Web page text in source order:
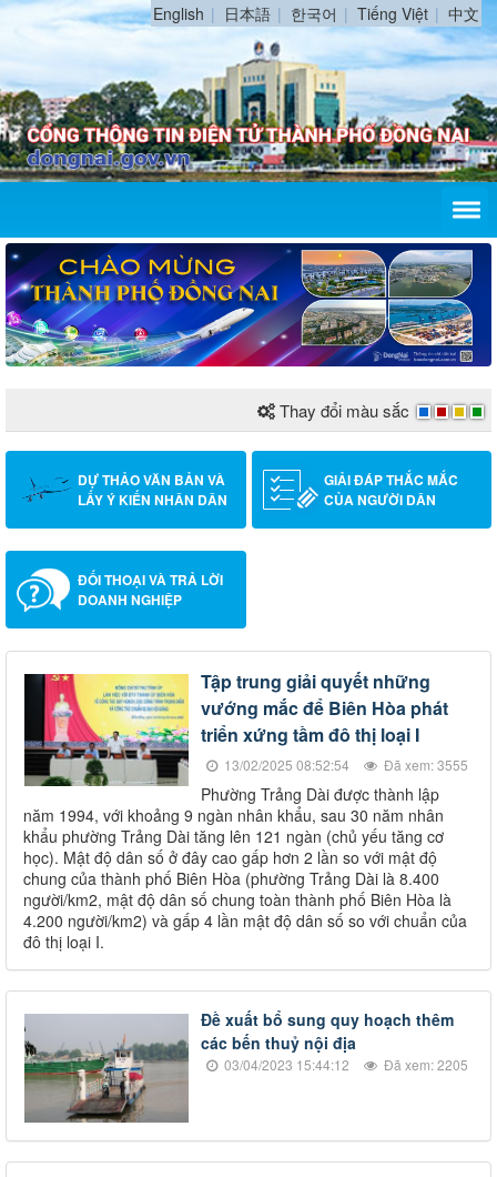
English 日本語 한국어 Tiếng Việt 中文
Thay đổi màu sắc
DỰ THẢO VĂN BẢN VÀ
LẤY Ý KIẾN NHÂN DÂN
GIẢI ĐÁP THẮC MẮC
CỦA NGƯỜI DÂN
ĐỐI THOẠI VÀ TRẢ LỜI
DOANH NGHIỆP
Tập trung giải quyết những
vướng mắc để Biên Hòa phát
triển xứng tầm đô thị loại I
13/02/2025 08:52:54 Đã xem: 3555
Phường Trảng Dài được thành lập
năm 1994, với khoảng 9 ngàn nhân khẩu, sau 30 năm nhân
khẩu phường Trảng Dài tăng lên 121 ngàn (chủ yếu tăng cơ
học). Mật độ dân số ở đây cao gấp hơn 2 lần so với mật độ
chung của thành phố Biên Hòa (phường Trảng Dài là 8.400
người/km2, mật độ dân số chung toàn thành phố Biên Hòa là
4.200 người/km2) và gấp 4 lần mật độ dân số so với chuẩn của
đô thị loại I.
Đề xuất bổ sung quy hoạch thêm
các bến thuỷ nội địa
03/04/2023 15:44:12 Đã xem: 2205